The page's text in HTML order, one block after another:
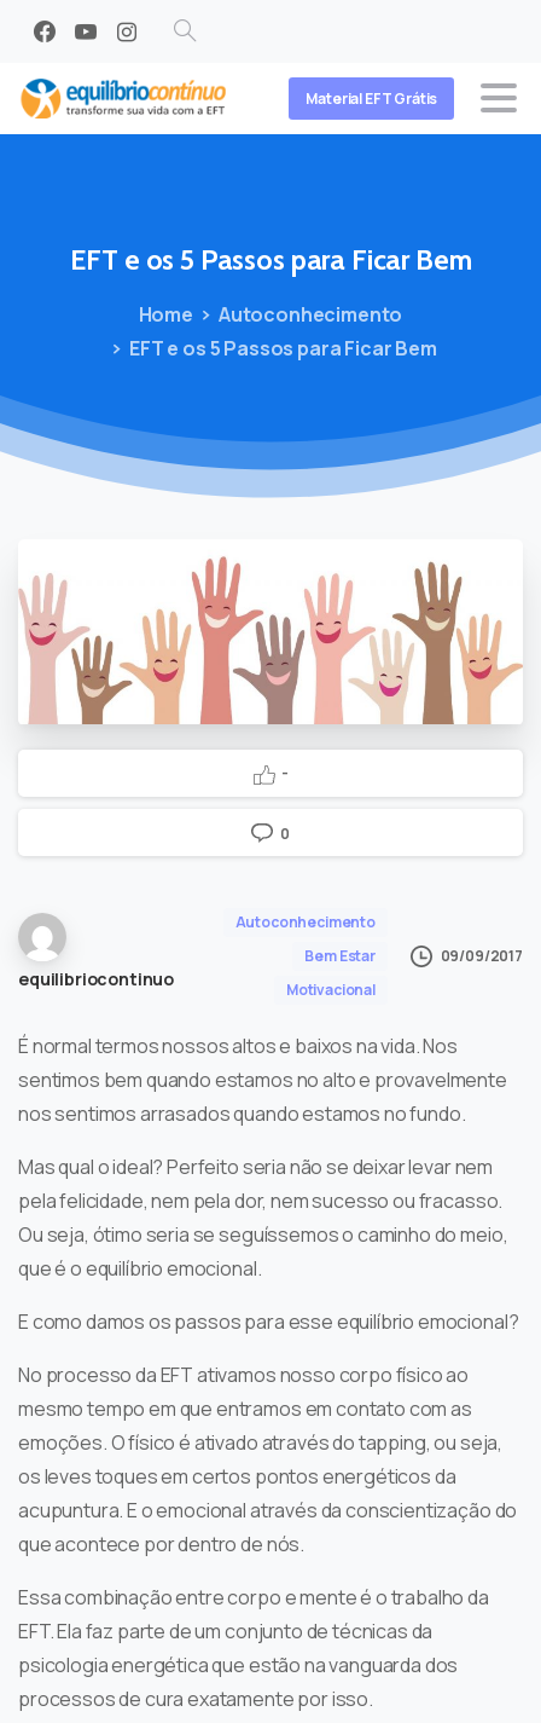
Search
Material EFT Grátis
EFT e os 5 Passos para Ficar Bem
Home
Autoconhecimento
EFT e os 5 Passos para Ficar Bem
-
0
equilibriocontinuo
Autoconhecimento
Bem Estar
Motivacional
09/09/2017
É normal termos nossos altos e baixos na vida. Nos
sentimos bem quando estamos no alto e provavelmente
nos sentimos arrasados quando estamos no fundo.
Mas qual o ideal? Perfeito seria não se deixar levar nem
pela felicidade, nem pela dor, nem sucesso ou fracasso.
Ou seja, ótimo seria se seguíssemos o caminho do meio,
que é o equilíbrio emocional.
E como damos os passos para esse equilíbrio emocional?
No processo da EFT ativamos nosso corpo físico ao
mesmo tempo em que entramos em contato com as
emoções. O físico é ativado através do tapping, ou seja,
os leves toques em certos pontos energéticos da
acupuntura. E o emocional através da conscientização do
que acontece por dentro de nós.
Essa combinação entre corpo e mente é o trabalho da
EFT. Ela faz parte de um conjunto de técnicas da
psicologia energética que estão na vanguarda dos
processos de cura exatamente por isso.